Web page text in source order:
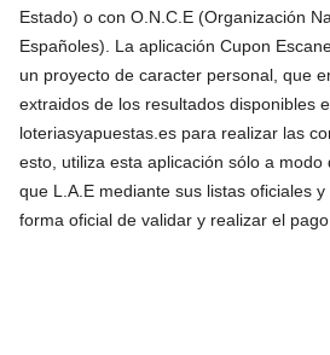
Estado) o con O.N.C.E (Organización
Españoles). La aplicación Cupon
un proyecto de caracter personal, que
extraidos de los resultados disponibles
loteriasyapuestas.es para realizar las
esto, utiliza esta aplicación sólo a
que L.A.E mediante sus listas oficiales
forma oficial de validar y realizar el